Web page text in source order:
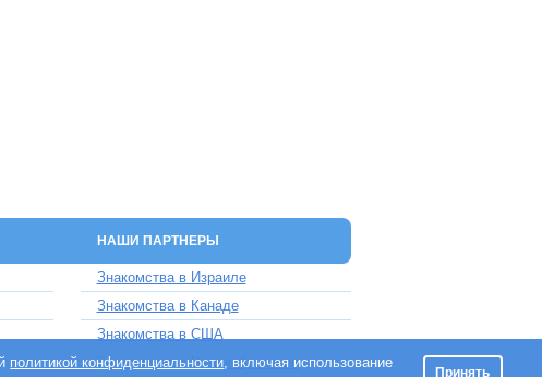
НАШИ ПАРТНЕРЫ
Знакомства в Израиле
Знакомства в Канаде
Знакомства в США
Знакомства в Великобритании
политикой конфиденциальности, включая использование
Принять